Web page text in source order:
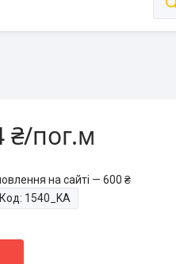
₴/пог.м
на сайті — 600 ₴
Код: 1540_KA